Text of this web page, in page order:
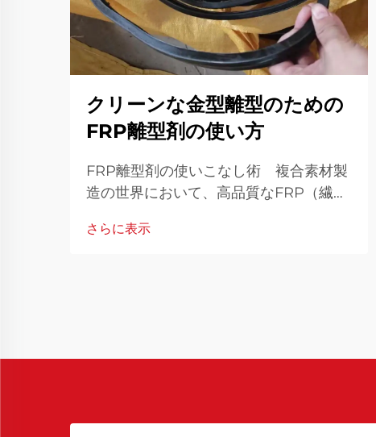
クリーンな金型離型のための
FRP離型剤の使い方
FRP離型剤の使いこなし術 複合素材製
造の世界において、高品質なFRP（繊維
には、クリーンかつ効率的な金型離型を
さらに表示